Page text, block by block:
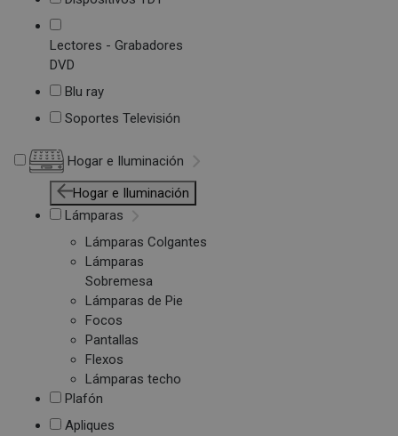
Lectores - Grabadores
DVD
Blu ray
Soportes Televisión
Hogar e Iluminación
Hogar e Iluminación
Lámparas
Lámparas Colgantes
Lámparas
Sobremesa
Lámparas de Pie
Focos
Pantallas
Flexos
Lámparas techo
Plafón
Apliques